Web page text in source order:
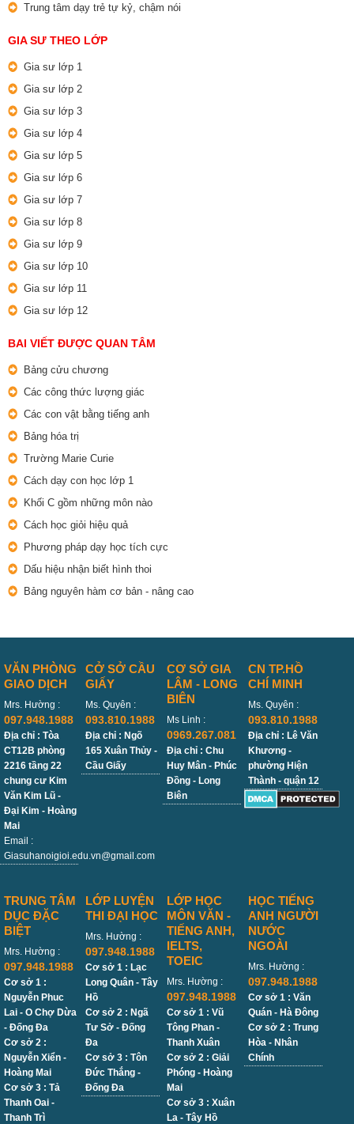
Trung tâm dạy trẻ tự kỷ, chậm nói
GIA SƯ THEO LỚP
Gia sư lớp 1
Gia sư lớp 2
Gia sư lớp 3
Gia sư lớp 4
Gia sư lớp 5
Gia sư lớp 6
Gia sư lớp 7
Gia sư lớp 8
Gia sư lớp 9
Gia sư lớp 10
Gia sư lớp 11
Gia sư lớp 12
BAI VIẾT ĐƯỢC QUAN TÂM
Bảng cửu chương
Các công thức lượng giác
Các con vật bằng tiếng anh
Bảng hóa trị
Trường Marie Curie
Cách dạy con học lớp 1
Khối C gồm những môn nào
Cách học giỏi hiệu quả
Phương pháp dạy học tích cực
Dấu hiệu nhận biết hình thoi
Bảng nguyên hàm cơ bản - nâng cao
VĂN PHÒNG
GIAO DỊCH
Mrs. Hường :
097.948.1988
Địa chỉ : Tòa
CT12B phòng
2216 tầng 22
chung cư Kim
Văn Kim Lũ -
Đại Kim - Hoàng
Mai
Email :
Giasuhanoigioi.edu.vn@gmail.com
CỞ SỞ CẦU
GIẤY
Ms. Quyên :
093.810.1988
Địa chỉ : Ngõ
165 Xuân Thủy -
Cầu Giấy
CƠ SỞ GIA
LÂM - LONG
BIÊN
Ms Linh :
0969.267.081
Địa chỉ : Chu
Huy Mân - Phúc
Đồng - Long
Biên
CN TP.HỒ
CHÍ MINH
Ms. Quyên :
093.810.1988
Địa chỉ : Lê Văn
Khương -
phường Hiện
Thành - quận 12
TRUNG TÂM
DỤC ĐẶC
BIỆT
Mrs. Hường :
097.948.1988
Cơ sở 1 :
Nguyễn Phuc
Lai - O Chợ Dừa
- Đống Đa
Cơ sở 2 :
Nguyễn Xiển -
Hoàng Mai
Cơ sở 3 : Tả
Thanh Oai -
Thanh Trì
LỚP LUYỆN
THI ĐẠI HỌC
Mrs. Hường :
097.948.1988
Cơ sở 1 : Lạc
Long Quân - Tây
Hồ
Cơ sở 2 : Ngã
Tư Sở - Đống
Đa
Cơ sở 3 : Tôn
Đức Thắng -
Đống Đa
LỚP HỌC
MÔN VĂN -
TIẾNG ANH,
IELTS,
TOEIC
Mrs. Hường :
097.948.1988
Cơ sở 1 : Vũ
Tông Phan -
Thanh Xuân
Cơ sở 2 : Giải
Phóng - Hoàng
Mai
Cơ sở 3 : Xuân
La - Tây Hồ
HỌC TIẾNG
ANH NGƯỜI
NƯỚC
NGOÀI
Mrs. Hường :
097.948.1988
Cơ sở 1 : Văn
Quán - Hà Đông
Cơ sở 2 : Trung
Hòa - Nhân
Chính